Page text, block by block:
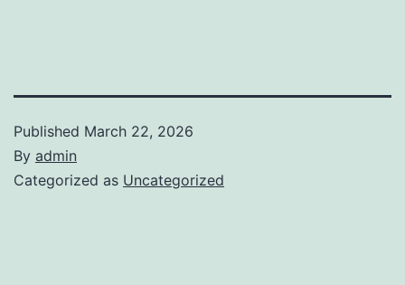
Published March 22, 2026
By admin
Categorized as Uncategorized